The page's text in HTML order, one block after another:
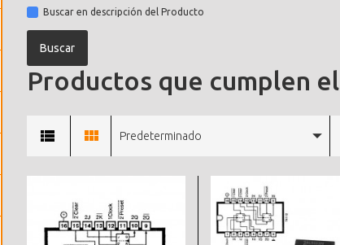
Buscar en descripción del Producto
Productos que cumplen
Predeterminado